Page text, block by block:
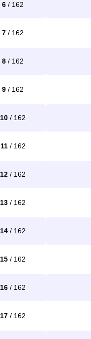
6 / 162
7 / 162
8 / 162
9 / 162
10 / 162
11/ 162
12 / 162
13 / 162
14 / 162
15 / 162
16 / 162
17 / 162